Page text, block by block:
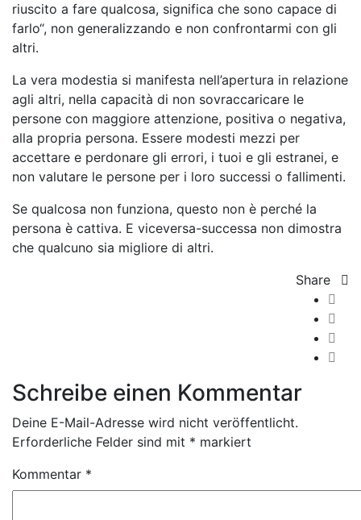
riuscito a fare qualcosa, significa che sono capace di
farlo“, non generalizzando e non confrontarmi con gli
altri.
La vera modestia si manifesta nell’apertura in relazione
agli altri, nella capacità di non sovraccaricare le
persone con maggiore attenzione, positiva o negativa,
alla propria persona. Essere modesti mezzi per
accettare e perdonare gli errori, i tuoi e gli estranei, e
non valutare le persone per i loro successi o fallimenti.
Se qualcosa non funziona, questo non è perché la
persona è cattiva. E viceversa-successa non dimostra
che qualcuno sia migliore di altri.
Share
Schreibe einen Kommentar
Deine E-Mail-Adresse wird nicht veröffentlicht.
Erforderliche Felder sind mit * markiert
Kommentar *